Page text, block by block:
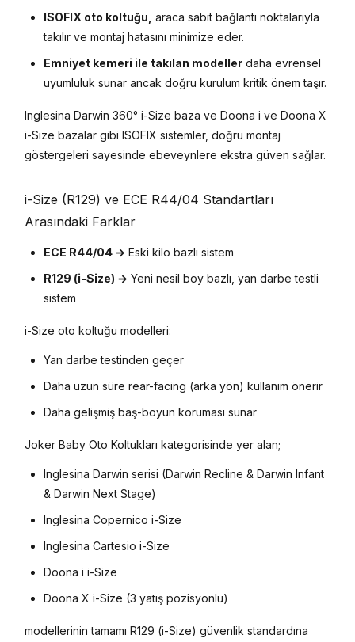
ISOFIX oto koltuğu, araca sabit bağlantı noktalarıyla
takılır ve montaj hatasını minimize eder.
Emniyet kemeri ile takılan modeller daha evrensel
uyumluluk sunar ancak doğru kurulum kritik önem taşır.
Inglesina Darwin 360° i-Size baza ve Doona i ve Doona X
i-Size bazalar gibi ISOFIX sistemler, doğru montaj
göstergeleri sayesinde ebeveynlere ekstra güven sağlar.
i-Size (R129) ve ECE R44/04 Standartları
Arasındaki Farklar
ECE R44/04 → Eski kilo bazlı sistem
R129 (i-Size) → Yeni nesil boy bazlı, yan darbe testli
sistem
i-Size oto koltuğu modelleri:
Yan darbe testinden geçer
Daha uzun süre rear-facing (arka yön) kullanım önerir
Daha gelişmiş baş-boyun koruması sunar
Joker Baby Oto Koltukları kategorisinde yer alan;
Inglesina Darwin serisi (Darwin Recline & Darwin Infant
& Darwin Next Stage)
Inglesina Copernico i-Size
Inglesina Cartesio i-Size
Doona i i-Size
Doona X i-Size (3 yatış pozisyonlu)
modellerinin tamamı R129 (i-Size) güvenlik standardına